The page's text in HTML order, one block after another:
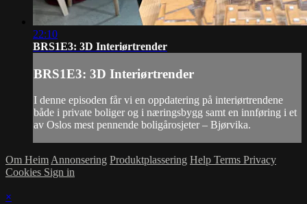
22:10
BRS1E3: 3D Interiørtrender
BRS1E3: 3D Interiørtrender
I denne episoden får vi en oppdatering på interiørtrendene
både i private boliger og i næringsbygg samt en innføring i et
av Oslos mest pennende boligårosjeter – Bjørvika.
Om Heim Annonsering Produktplassering Help Terms Privacy
Cookies Sign in
×